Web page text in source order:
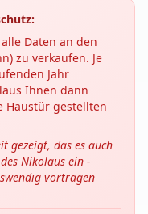
Daten an den
zu verkaufen. Je
Jahr
Ihnen dann
Haustür gestellten
gezeigt, das es auch
Nikolaus ein -
vortragen